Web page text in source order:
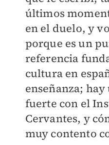
últimos
en el duelo, y
porque es un
referencia
cultura en
enseñanza;
fuerte con el
Cervantes, y
muy contento